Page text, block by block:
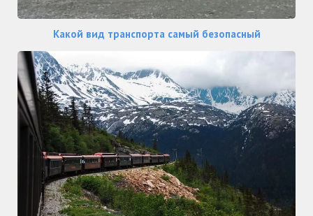
Какой вид транспорта самый безопасный